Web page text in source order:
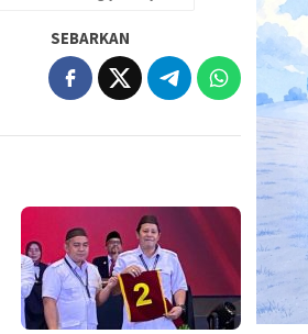
SEBARKAN